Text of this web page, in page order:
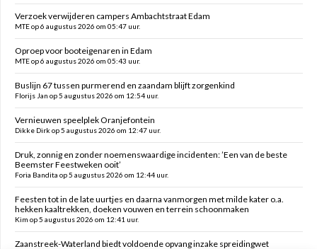
Verzoek verwijderen campers Ambachtstraat Edam
MTE op 6 augustus 2026 om 05:47 uur.
Oproep voor booteigenaren in Edam
MTE op 6 augustus 2026 om 05:43 uur.
Buslijn 67 tussen purmerend en zaandam blijft zorgenkind
Florijs Jan op 5 augustus 2026 om 12:54 uur.
Vernieuwen speelplek Oranjefontein
Dikke Dirk op 5 augustus 2026 om 12:47 uur.
Druk, zonnig en zonder noemenswaardige incidenten: ’Een van de beste
Beemster Feestweken ooit’
Foria Bandita op 5 augustus 2026 om 12:44 uur.
Feesten tot in de late uurtjes en daarna vanmorgen met milde kater o.a.
hekken kaaltrekken, doeken vouwen en terrein schoonmaken
Kim op 5 augustus 2026 om 12:41 uur.
Zaanstreek-Waterland biedt voldoende opvang inzake spreidingwet